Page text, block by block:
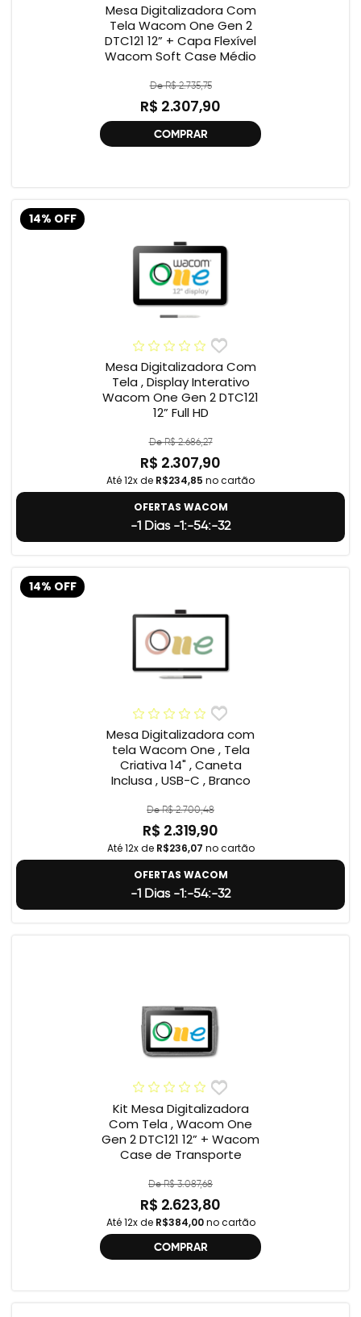
Mesa Digitalizadora Com
Tela Wacom One Gen 2
DTC121 12” + Capa Flexível
Wacom Soft Case Médio
De R$ 2.735,75
R$ 2.307,90
COMPRAR
14% OFF
Mesa Digitalizadora Com
Tela , Display Interativo
Wacom One Gen 2 DTC121
12” Full HD
De R$ 2.686,27
R$ 2.307,90
Até 12x de R$234,85 no cartão
OFERTAS WACOM
-1 Dias -1:-54:-33
14% OFF
Mesa Digitalizadora com
tela Wacom One , Tela
Criativa 14" , Caneta
Inclusa , USB-C , Branco
De R$ 2.700,48
R$ 2.319,90
Até 12x de R$236,07 no cartão
OFERTAS WACOM
-1 Dias -1:-54:-33
Kit Mesa Digitalizadora
Com Tela , Wacom One
Gen 2 DTC121 12” + Wacom
Case de Transporte
De R$ 3.087,68
R$ 2.623,80
Até 12x de R$384,00no cartão
COMPRAR